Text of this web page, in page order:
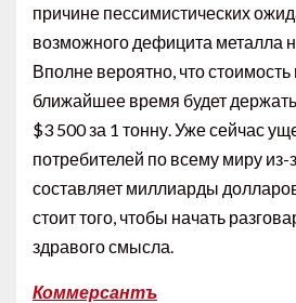
причине пессимистических
возможного дефицита металла
Вполне вероятно, что стоимость
ближайшее время будет
$3 500 за 1 тонну. Уже сейчас
потребителей по всему миру из-
составляет миллиарды
стоит того, чтобы начать
здравого смысла.
Коммерсантъ